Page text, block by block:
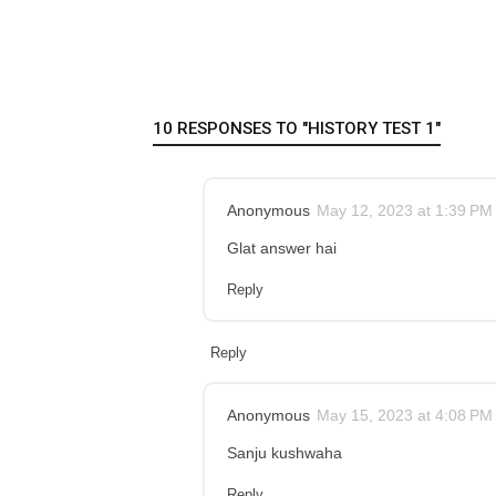
10 RESPONSES TO "HISTORY TEST 1"
Anonymous May 12, 2023 at 1:39 PM
Glat answer hai
Reply
Reply
Anonymous May 15, 2023 at 4:08 PM
Sanju kushwaha